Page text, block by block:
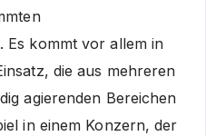
Es kommt vor allem in
die aus mehreren
agierenden Bereichen
in einem Konzern, der